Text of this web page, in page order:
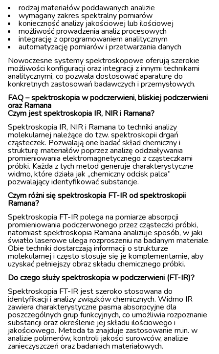
rodzaj materiałów poddawanych analizie
wymagany zakres spektralny pomiarów
konieczność analizy jakościowej lub ilościowej
możliwość prowadzenia analiz procesowych
integrację z oprogramowaniem analitycznym
automatyzację pomiarów i przetwarzania danych
Nowoczesne systemy spektroskopowe oferują szerokie
możliwości konfiguracji oraz integracji z innymi technikami
analitycznymi, co pozwala dostosować aparaturę do
konkretnych zastosowań badawczych i przemysłowych.
FAQ – spektroskopia w podczerwieni, bliskiej podczerwieni
oraz Ramana
Czym jest spektroskopia IR, NIR i Ramana?
Spektroskopia IR, NIR i Ramana to techniki analizy
molekularnej należące do tzw. spektroskopii drgań
cząsteczek. Pozwalają one badać skład chemiczny i
strukturę materiałów poprzez analizę oddziaływania
promieniowania elektromagnetycznego z cząsteczkami
próbki. Każda z tych metod generuje charakterystyczne
widmo, które działa jak „chemiczny odcisk palca”
pozwalający identyfikować substancje.
Czym różni się spektroskopia FT-IR od spektroskopii
Ramana?
Spektroskopia FT-IR polega na pomiarze absorpcji
promieniowania podczerwonego przez cząsteczki próbki,
natomiast spektroskopia Ramana analizuje sposób, w jaki
światło laserowe ulega rozproszeniu na badanym materiale.
Obie techniki dostarczają informacji o strukturze
molekularnej i często stosuje się je komplementarnie, aby
uzyskać pełniejszy obraz składu chemicznego próbki.
Do czego służy spektroskopia w podczerwieni (FT-IR)?
Spektroskopia FT-IR jest szeroko stosowana do
identyfikacji i analizy związków chemicznych. Widmo IR
zawiera charakterystyczne pasma absorpcyjne dla
poszczególnych grup funkcyjnych, co umożliwia rozpoznanie
substancji oraz określenie jej składu ilościowego i
jakościowego. Metoda ta znajduje zastosowanie m.in. w
analizie polimerów, kontroli jakości surowców, analizie
zanieczyszczeń oraz badaniach materiałowych.